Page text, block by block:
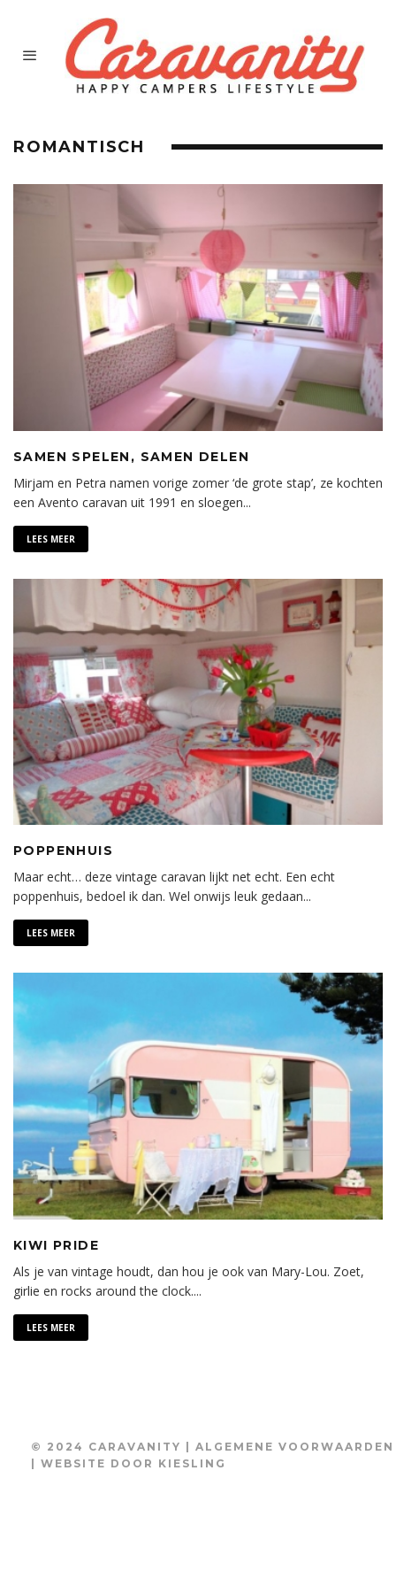
ROMANTISCH
SAMEN SPELEN, SAMEN DELEN
Mirjam en Petra namen vorige zomer ‘de grote stap’, ze kochten
een Avento caravan uit 1991 en sloegen...
LEES MEER
POPPENHUIS
Maar echt… deze vintage caravan lijkt net echt. Een echt
poppenhuis, bedoel ik dan. Wel onwijs leuk gedaan...
LEES MEER
KIWI PRIDE
Als je van vintage houdt, dan hou je ook van Mary-Lou. Zoet,
girlie en rocks around the clock....
LEES MEER
© 2024 CARAVANITY | ALGEMENE VOORWAARDEN
| WEBSITE DOOR KIESLING